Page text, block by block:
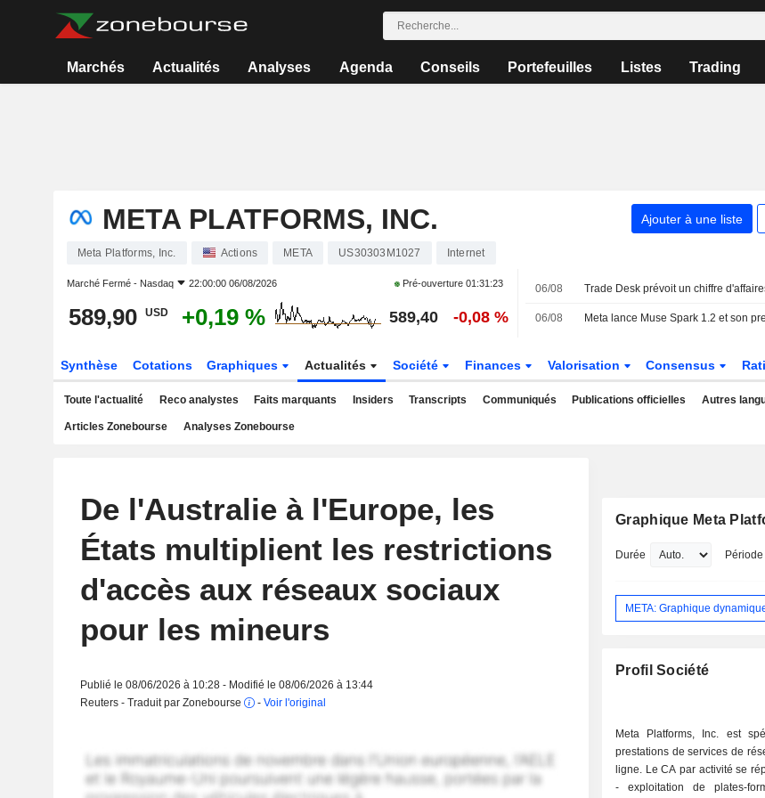
Marchés Actualités Analyses Agenda Conseils Portefeuilles Listes Trading
META PLATFORMS, INC. Ajouter à une liste
Meta Platforms, Inc. Actions META US30303M1027 Internet
Marché Fermé - Nasdaq 22:00:00 06/08/2026 Pré-ouverture 01:31:23
589,90 USD +0,19 % 589,40 -0,08 %
06/08
06/08
Synthèse Cotations Graphiques Actualités Société Finances Valorisation Consensus
Toute l'actualité Reco analystes Faits marquants Insiders Transcripts Communiqués Publications officielles Autres
Articles Zonebourse Analyses Zonebourse
De l'Australie à l'Europe, les
États multiplient les restrictions
d'accès aux réseaux sociaux
pour les mineurs
Publié le 08/06/2026 à 10:28 - Modifié le 08/06/2026 à 13:44
Reuters - Traduit par Zonebourse
- Voir l'original
Graphique Meta
Durée Période
META: Graphique
Profil Société
Meta Platforms, Inc. est
prestations de services de
ligne. Le CA par activité se
- exploitation de plates-